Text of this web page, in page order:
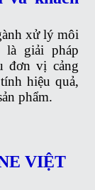
xử lý môi
là giải pháp
đơn vị cảng
hiệu quả,
phẩm.
VIỆT